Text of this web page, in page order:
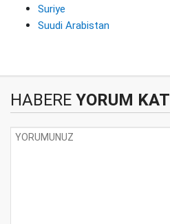
Suriye
Suudi Arabistan
HABERE YORUM KAT